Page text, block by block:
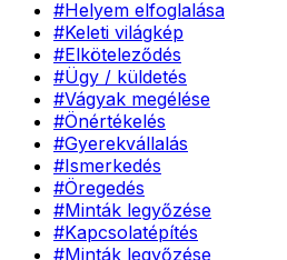
#Helyem elfoglalása
#Keleti világkép
#Elköteleződés
#Ügy / küldetés
#Vágyak megélése
#Önértékelés
#Gyerekvállalás
#Ismerkedés
#Öregedés
#Minták legyőzése
#Kapcsolatépítés
#Minták legyőzése